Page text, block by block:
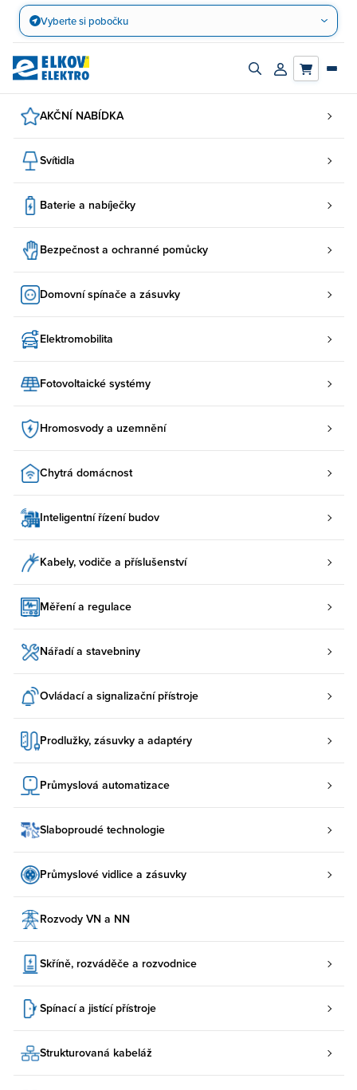
Přejít
obsah
Vyberte si pobočku
Zapnout/vypnout
Přihlásit/
AKČNÍ NABÍDKA
Svítidla
Baterie a nabíječky
Bezpečnost a ochranné pomůcky
Domovní spínače a zásuvky
Elektromobilita
Fotovoltaické systémy
Hromosvody a uzemnění
Chytrá domácnost
Inteligentní řízení budov
Kabely, vodiče a příslušenství
Měření a regulace
Nářadí a stavebniny
Ovládací a signalizační přístroje
Prodlužky, zásuvky a adaptéry
Průmyslová automatizace
Slaboproudé technologie
Průmyslové vidlice a zásuvky
Rozvody VN a NN
Skříně, rozváděče a rozvodnice
Spínací a jistící přístroje
Strukturovaná kabeláž